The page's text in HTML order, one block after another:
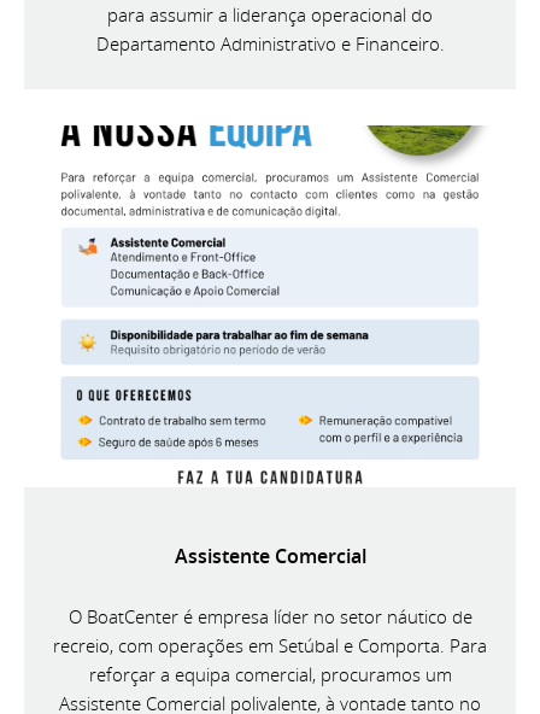
para assumir a liderança operacional do
Departamento Administrativo e Financeiro.
Assistente Comercial
O BoatCenter é empresa líder no setor náutico de
recreio, com operações em Setúbal e Comporta. Para
reforçar a equipa comercial, procuramos um
Assistente Comercial polivalente, à vontade tanto no